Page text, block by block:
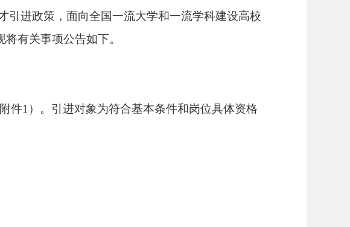
引进政策，面向全国一流大学和一流学科建设高校
将有关事项公告如下。
件1）。引进对象为符合基本条件和岗位具体资格